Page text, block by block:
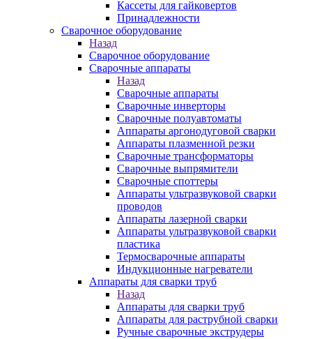
Кассеты для гайковертов
Принадлежности
Сварочное оборудование
Назад
Сварочное оборудование
Сварочные аппараты
Назад
Сварочные аппараты
Сварочные инверторы
Сварочные полуавтоматы
Аппараты аргонодуговой сварки
Аппараты плазменной резки
Сварочные трансформаторы
Сварочные выпрямители
Сварочные споттеры
Аппараты ультразвуковой сварки
проводов
Аппараты лазерной сварки
Аппараты ультразвуковой сварки
пластика
Термосварочные аппараты
Индукционные нагреватели
Аппараты для сварки труб
Назад
Аппараты для сварки труб
Аппараты для раструбной сварки
Ручные сварочные экструдеры